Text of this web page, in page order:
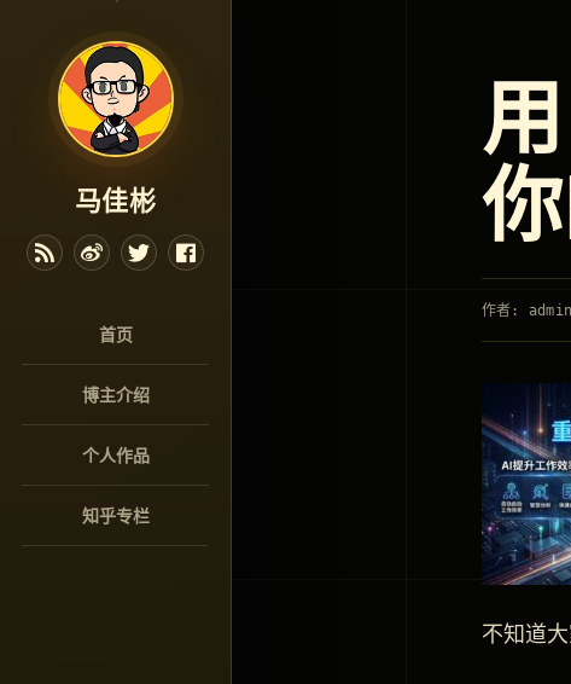
马佳彬
首页
博主介绍
个人作品
知乎专栏
作者: admin
不知道